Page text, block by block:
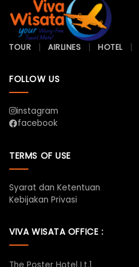
TOUR AIRLINES HOTEL
FOLLOW US
instagram
facebook
TERMS OF USE
Syarat dan Ketentuan
Kebijakan Privasi
VIVA WISATA OFFICE :
The Poster Hotel Lt.1